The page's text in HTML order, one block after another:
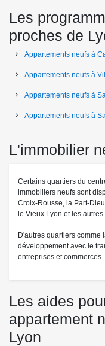
Les
proches de
Appartements neufs à
Appartements neufs à
Appartements neufs à
Appartements neufs à
L'immobilier
Certains quartiers du
immobiliers neufs sont
Croix-Rousse, la Part-
le Vieux Lyon et les
D'autres quartiers comme
développement avec le
entreprises et commerces.
Les aides
appartement
Lyon